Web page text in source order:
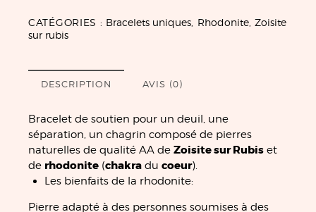
CATÉGORIES : Bracelets uniques Rhodonite, Zoisite
sur rubis
DESCRIPTION AVIS (0)
Bracelet de soutien pour un deuil, une
séparation, un chagrin composé de pierres
naturelles de qualité AA de Zoisite sur Rubis et
de rhodonite (chakra du coeur).
Les bienfaits de la rhodonite:
Pierre adapté à des personnes soumises à des